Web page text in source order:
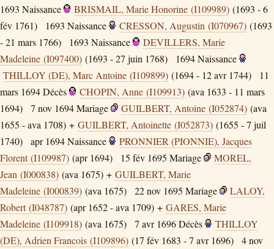
1693 Naissance BRISMAIL, Marie Honorine (I109989) (1693 - 6
fév 1761)
1693 Naissance CRESSON, Augustin (I070967) (1693
- 21 mars 1766)
1693 Naissance
DEVILLERS, Marie
Madeleine (I097400) (1693 - 27 juin 1768) 1694Naissance
THILLOY (DE), Marc Antoine (I109899) (1694 - 12 avr 1744)
11
mars 1694Décès CHOPIN, Anne (I109913) (ava 1633 - 11 mars
1694)
7 nov 1694Mariage GUILBERT, Antoine (I052874) (ava
1655 - ava 1708) + GUILBERT, Antoinette (I052873) (1655 - 7 juil
1740)
apr 1694Naissance
PRONNIER (PIONNIE), Jacques
Florent (I109987) (apr 1694) 15 fév 1695 Mariage
MOREL,
Jean (I000838) (ava 1675) + GUILBERT, Marie
Madeleine (I000839) (ava 1675) 22 nov 1695 Mariage
LALOY,
Robert (I048787) (apr 1652 - ava 1709) + GARES, Marie
Madeleine (I109918) (ava 1675) 7 avr 1696Décès
THILLOY
(DE), Adrien Francois (I109896) (17 fév 1683 - 7 avr 1696)
4 nov